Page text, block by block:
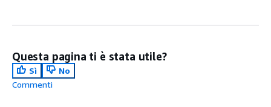
Questa pagina ti è stata utile?
Sì
No
Commenti